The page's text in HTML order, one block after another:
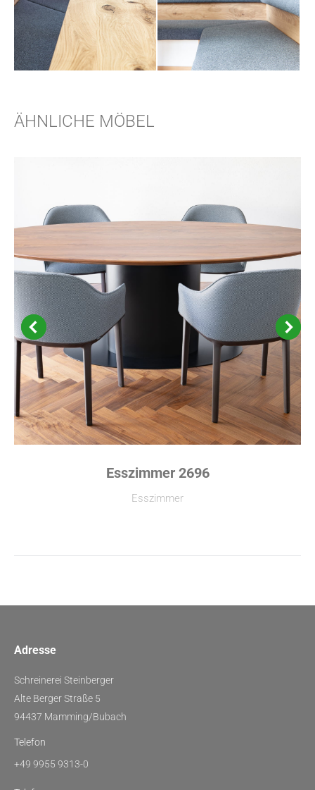
ÄHNLICHE MÖBEL
Esszimmer 2696
Esszimmer
Adresse
Schreinerei Steinberger
Alte Berger Straße 5
94437 Mamming/Bubach
Telefon
+49 9955 9313-0